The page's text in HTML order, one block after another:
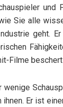
und
Sie alle
geht.
Filme beschert
wenige
ihnen. Er ist